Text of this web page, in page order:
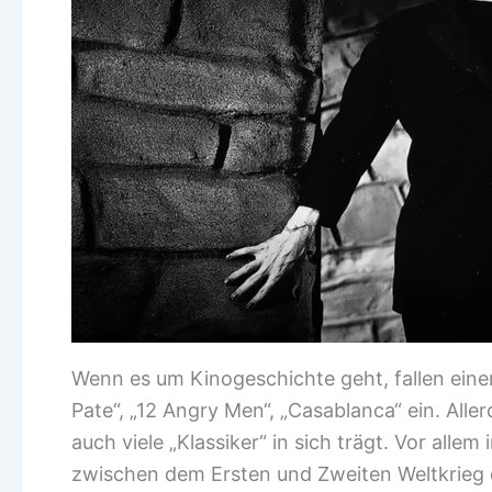
Wenn es um Kinogeschichte geht, fallen
Pate“, „12 Angry Men“, „Casablanca“ ein.
auch viele „Klassiker“ in sich trägt. Vor
zwischen dem Ersten und Zweiten